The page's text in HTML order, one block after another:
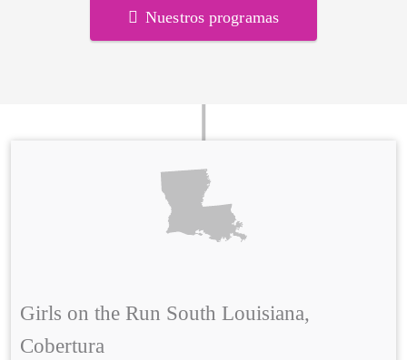
Nuestros programas
Girls on the Run South Louisiana,
Cobertura